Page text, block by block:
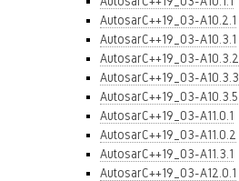
AutosarC++19_03-A10.2.1
AutosarC++19_03-A10.3.1
AutosarC++19_03-A10.3.2
AutosarC++19_03-A10.3.3
AutosarC++19_03-A10.3.5
AutosarC++19_03-A11.0.1
AutosarC++19_03-A11.0.2
AutosarC++19_03-A11.3.1
AutosarC++19_03-A12.0.1